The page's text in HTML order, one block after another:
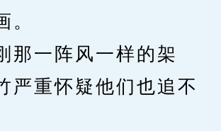
。
一阵风一样的架
严重怀疑他们也追不